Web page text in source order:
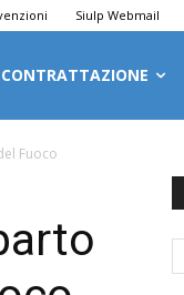
Siulp Webmail
CONTRATTAZIONE
Fuoco